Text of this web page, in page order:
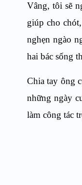
Vâng, tôi sẽ
giúp cho
nghẹn ngào
hai bác sống
Chia tay ông
những ngày
làm công tác